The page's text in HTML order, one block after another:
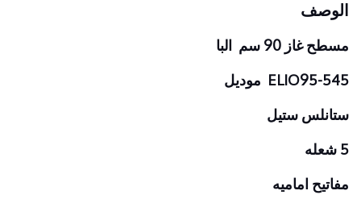
الوصف
مسطح غاز 90 سم البا
ELIO95-545 موديل
ستانلس ستيل
5 شعله
مفاتيح اماميه